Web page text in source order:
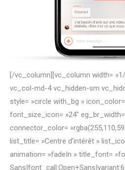
[/vc_column][vc_column width=
vc_col-md-4 vc_hidden-sm
style= »circle with_bg »
font_size_icon= »24″ eg_br_width=
connector_color=
list_title= »Centre d’intérêt »
animation= »fadeIn » title_font=